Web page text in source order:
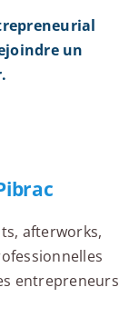
un
afterworks,
entrepreneurs